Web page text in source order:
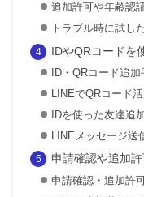
追加許可や年齢認
トラブル時に試し
IDやQRコードを
ID・QRコード追
LINEでQRコード
IDを使った友達追
LINEメッセージ送
申請確認や追加
申請確認・追加許